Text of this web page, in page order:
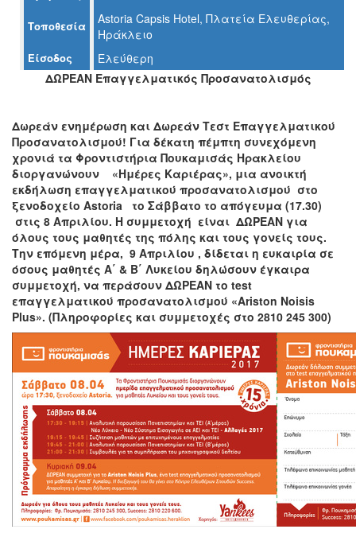
ΤΟΠΟΣ
ΔΗΜΟΣ
ΠΟΛΙΤΙΣΜΟΣ
ΑΝΘΕΚΤΙΚΗ
ΠΟΛΗ
Τοποθεσία
Astoria Capsis Hotel, Πλατεία Ελευθερίας,
Ηράκλειο
Είσοδος
Ελεύθερη
ΔΩΡΕΑΝ Επαγγελματικός Προσανατολισμός
Δωρεάν ενημέρωση και Δωρεάν Τεστ Επαγγελματικού
Προσανατολισμού! Για δέκατη πέμπτη συνεχόμενη
χρονιά τα Φροντιστήρια Πουκαμισάς Ηρακλείου
διοργανώνουν «Ημέρες Καριέρας», μια ανοικτή
εκδήλωση επαγγελματικού προσανατολισμού στο
ξενοδοχείο Astoria
το Σάββατο το απόγευμα (17.30)
στις 8 Απριλίου. Η συμμετοχή είναι ΔΩΡΕΑΝ για
όλους τους μαθητές της πόλης και τους γονείς τους.
Την επόμενη μέρα, 9 Απριλίου , δίδεται η ευκαιρία σε
όσους μαθητές A΄ & B΄ Λυκείου δηλώσουν έγκαιρα
συμμετοχή, να περάσουν ΔΩΡΕΑΝ το test
επαγγελματικού προσανατολισμού «Ariston Noisis
Plus». (Πληροφορίες και συμμετοχές στο 2810 245 300)